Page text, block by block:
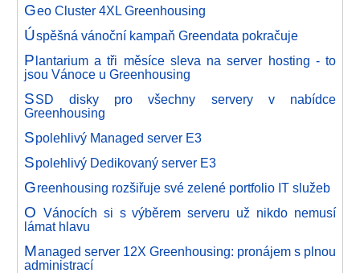
Geo Cluster 4XL Greenhousing
Úspěšná vánoční kampaň Greendata pokračuje
Plantarium a tři měsíce sleva na server hosting - to
jsou Vánoce u Greenhousing
SSD disky pro všechny servery v nabídce
Greenhousing
Spolehlivý Managed server E3
Spolehlivý Dedikovaný server E3
Greenhousing rozšiřuje své zelené portfolio IT služeb
O Vánocích si s výběrem serveru už nikdo nemusí
lámat hlavu
Managed server 12X Greenhousing: pronájem s plnou
administrací